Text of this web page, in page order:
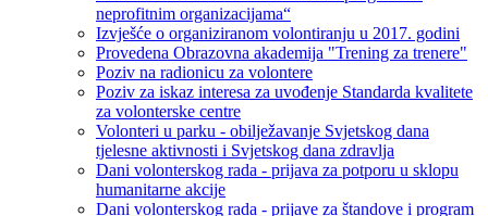
neprofitnim organizacijama“
Izvješće o organiziranom volontiranju u 2017. godini
Provedena Obrazovna akademija "Trening za trenere"
Poziv na radionicu za volontere
Poziv za iskaz interesa za uvođenje Standarda kvalitete
za volonterske centre
Volonteri u parku - obilježavanje Svjetskog dana
tjelesne aktivnosti i Svjetskog dana zdravlja
Dani volonterskog rada - prijava za potporu u sklopu
humanitarne akcije
Dani volonterskog rada - prijave za štandove i program